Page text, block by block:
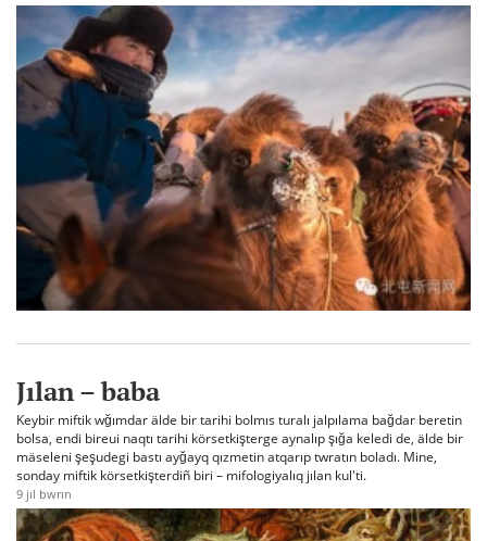
Jılan – baba
Keybir miftik wğımdar älde bir tarihi bolmıs turalı jalpılama bağdar beretin
bolsa, endi bireui naqtı tarihi körsetkişterge aynalıp şığa keledi de, älde bir
mäseleni şeşudegi bastı ayğayq qızmetin atqarıp twratın boladı. Mine,
sonday miftik körsetkişterdiñ biri – mifologiyalıq jılan kul'ti.
9 jıl bwrın